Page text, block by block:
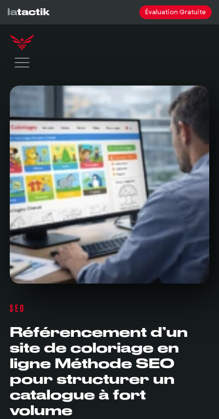
latactik Évaluation Gratuite
SEO
Référencement d’un
site de coloriage en
ligne Méthode SEO
pour structurer un
catalogue à fort
volume